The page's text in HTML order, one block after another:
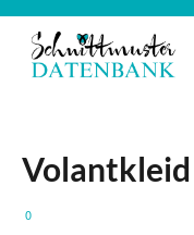
Volantkleid
0